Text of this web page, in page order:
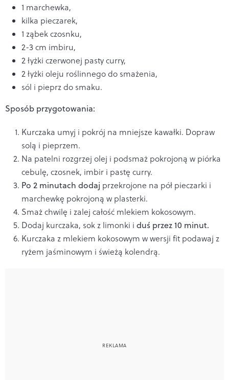
1 marchewka,
kilka pieczarek,
1 ząbek czosnku,
2-3 cm imbiru,
2 łyżki czerwonej pasty curry,
2 łyżki oleju roślinnego do smażenia,
sól i pieprz do smaku.
Sposób przygotowania:
Kurczaka umyj i pokrój na mniejsze kawałki. Dopraw
solą i pieprzem.
Na patelni rozgrzej olej i podsmaż pokrojoną w piórka
cebulę, czosnek, imbir i pastę curry.
Po 2 minutach dodaj przekrojone na pół pieczarki i
marchewkę pokrojoną w plasterki.
Smaż chwilę i zalej całość mlekiem kokosowym.
Dodaj kurczaka, sok z limonki i duś przez 10 minut.
Kurczaka z mlekiem kokosowym w wersji fit podawaj z
ryżem jaśminowym i świeżą kolendrą.